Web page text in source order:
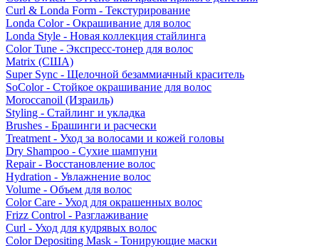
Curl & Londa Form - Текстурирование
Londa Color - Окрашивание для волос
Londa Style - Новая коллекция стайлинга
Color Tune - Экспресс-тонер для волос
Matrix (США)
Super Sync - Щелочной безаммиачный краситель
SoColor - Стойкое окрашивание для волос
Moroccanoil (Израиль)
Styling - Стайлинг и укладка
Brushes - Брашинги и расчески
Treatment - Уход за волосами и кожей головы
Dry Shampoo - Сухие шампуни
Repair - Восстановление волос
Hydration - Увлажнение волос
Volume - Объем для волос
Color Care - Уход для окрашенных волос
Frizz Control - Разглаживание
Curl - Уход для кудрявых волос
Color Depositing Mask - Тонирующие маски